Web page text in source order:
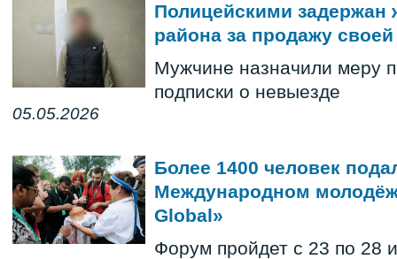
Полицейскими задержан
района за продажу
Мужчине назначили меру
подписки о невыезде
05.05.2026
Более 1400 человек
Международном
Global»
Форум пройдет с 23 по 28